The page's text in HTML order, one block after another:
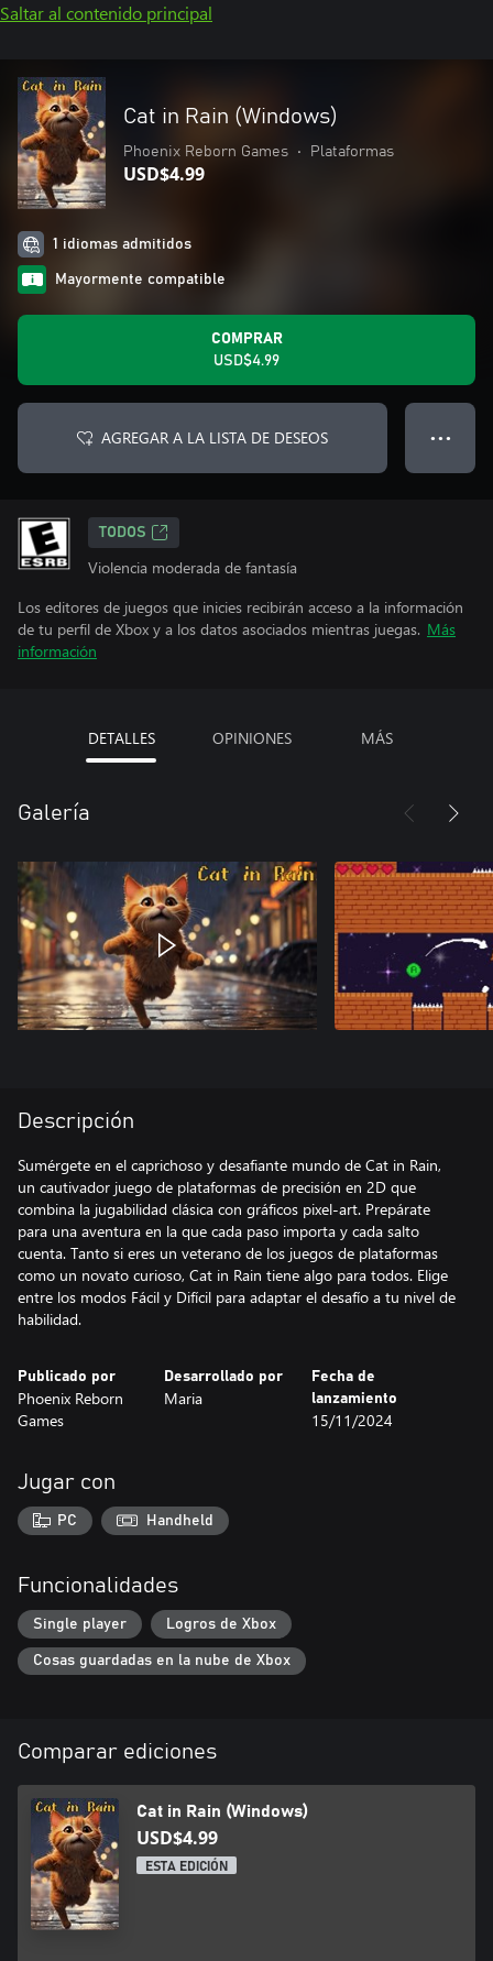
Saltar al contenido principal
Cat in Rain (Windows)
Phoenix Reborn Games • Plataformas
USD$4.99
1 idiomas admitidos
Mayormente compatible
COMPRAR
USD$4.99
AGREGAR A LA LISTA DE DESEOS ● ● ●
TODOS
Violencia moderada de fantasía
Los editores de juegos que inicies recibirán acceso a la información
de tu perfil de Xbox y a los datos asociados mientras juegas. Más
información
DETALLES OPINIONES MÁS
Galería
Descripción
Sumérgete en el caprichoso y desafiante mundo de Cat in Rain,
un cautivador juego de plataformas de precisión en 2D que
combina la jugabilidad clásica con gráficos pixel-art. Prepárate
para una aventura en la que cada paso importa y cada salto
cuenta. Tanto si eres un veterano de los juegos de plataformas
como un novato curioso, Cat in Rain tiene algo para todos. Elige
entre los modos Fácil y Difícil para adaptar el desafío a tu nivel de
Publicado por
Phoenix Reborn
Games
Desarrollado por
Maria
Fecha de
lanzamiento
15/11/2024
Jugar con
PC Handheld
Funcionalidades
Single player Logros de Xbox
Cosas guardadas en la nube de Xbox
Comparar ediciones
Cat in Rain (Windows)
USD$4.99
ESTA EDICIÓN